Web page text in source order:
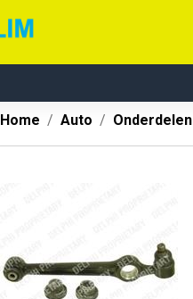
Home Auto Onderdelen